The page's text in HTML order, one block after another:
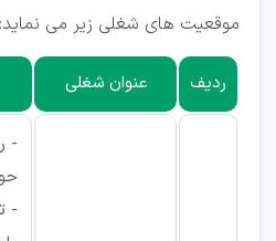
موقعیت های شغلی زیر می نماید:
ردیف عنوان شغلی
-
-